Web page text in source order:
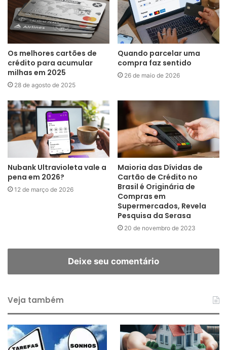
Os melhores cartões de
crédito para acumular
milhas em 2025
28 de agosto de 2025
Quando parcelar uma
compra faz sentido
26 de maio de 2026
Nubank Ultravioleta vale a
pena em 2026?
12 de março de 2026
Maioria das Dívidas de
Cartão de Crédito no
Brasil é Originária de
Compras em
Supermercados, Revela
Pesquisa da Serasa
20 de novembro de 2023
Deixe seu comentário
Veja também